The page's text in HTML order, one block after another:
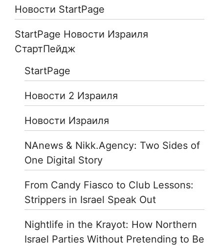
Новости StartPage
StartPage Новости Израиля
СтартПейдж
StartPage
Новости 2 Израиля
Новости Израиля
NAnews & Nikk.Agency: Two Sides of
One Digital Story
From Candy Fiasco to Club Lessons:
Strippers in Israel Speak Out
Nightlife in the Krayot: How Northern
Israel Parties Without Pretending to Be